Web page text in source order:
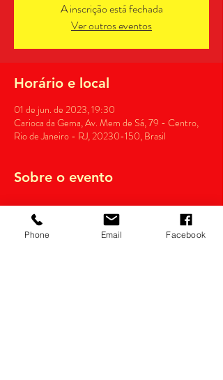
A inscrição está fechada
Ver outros eventos
Horário e local
01 de jun. de 2023, 19:30
Carioca da Gema, Av. Mem de Sá, 79 - Centro,
Rio de Janeiro - RJ, 20230-150, Brasil
Sobre o evento
Phone Email Facebook